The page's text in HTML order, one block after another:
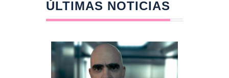
ÚLTIMAS NOTICIAS